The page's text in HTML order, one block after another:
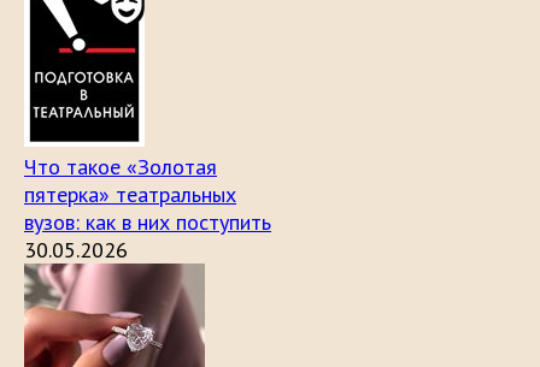
Что такое «Золотая
пятерка» театральных
вузов: как в них поступить
30.05.2026